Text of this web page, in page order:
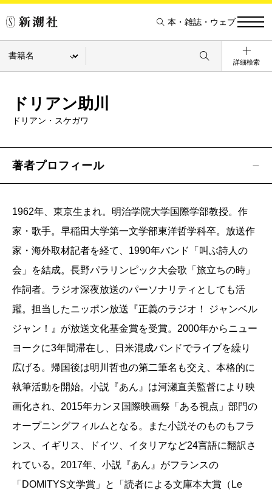
本・雑誌・ウェブ
詳細検索
ドリアン助川
ドリアン・スケガワ
著者プロフィール
1962年、東京生まれ。明治学院大学国際学部教授。作
家・歌手。早稲田大学第一文学部東洋哲学科卒。放送作
家・海外取材記者を経て、1990年バンド「叫ぶ詩人の
会」を結成。長野パラリンピック大会歌「旅立ちの時」
作詞者。ラジオ深夜放送のパーソナリティとしても活
躍。担当したニッポン放送『正義のラジオ！ ジャンベル
ジャン！』が放送文化基金賞を受賞。2000年からニュー
ヨークに3年間滞在し、日米混成バンドでライブを繰り
広げる。帰国後は明川哲也の第二筆名も交え、本格的に
執筆活動を開始。小説『あん』は河瀬直美監督により映
画化され、2015年カンヌ国際映画祭「ある視点」部門の
オープニングフィルムとなる。また小説そのものもフラ
ンス、イギリス、ドイツ、イタリアなど24言語に翻訳さ
れている。2017年、小説『あん』がフランスの
「DOMITYS文学賞」と「読者による文庫本大賞（Le